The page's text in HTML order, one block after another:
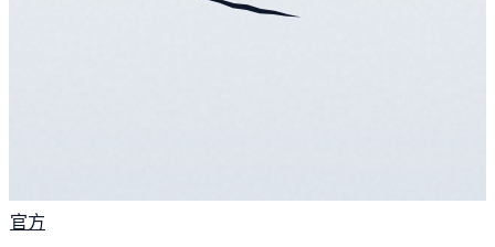
官方